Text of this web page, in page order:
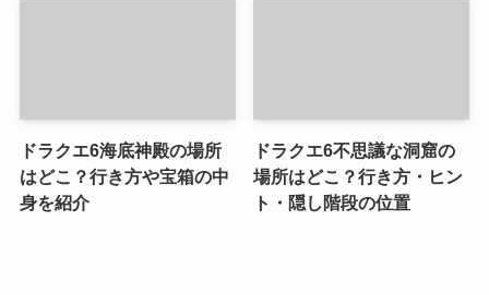
ドラクエ6海底神殿の場所
はどこ？行き方や宝箱の中
身を紹介
ドラクエ6不思議な洞窟の
場所はどこ？行き方・ヒン
ト・隠し階段の位置